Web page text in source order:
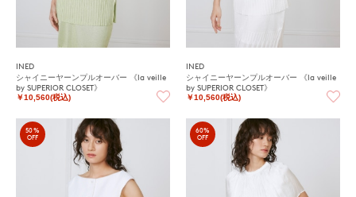
INED
シャイニーヤーンプルオーバー 《la veille
by SUPERIOR CLOSET》
￥10,560(税込)
INED
シャイニーヤーンプルオーバー 《la veille
by SUPERIOR CLOSET》
￥10,560(税込)
50%
OFF
60%
OFF